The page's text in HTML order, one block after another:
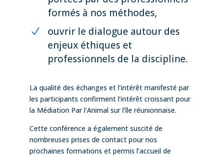
formés à nos méthodes,
ouvrir le dialogue autour des
enjeux éthiques et
professionnels de la discipline.
La qualité des échanges et l’intérêt manifesté par
les participants confirment l’intérêt croissant pour
la Médiation Par l’Animal sur l’île réunionnaise.
Cette conférence a également suscité de
nombreuses prises de contact pour nos
prochaines formations et permis l’accueil de